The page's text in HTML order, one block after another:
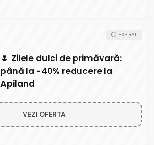
🌷 Zilele dulci de primăvară:
până la -40% reducere la
Apiland
EXPIRAT
VEZI OFERTA